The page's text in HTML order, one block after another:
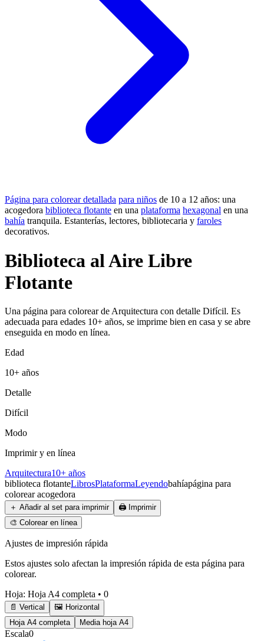
Página para colorear detallada para niños de 10 a 12 años: una
acogedora biblioteca flotante en una plataforma hexagonal en una
bahía tranquila. Estanterías, lectores, bibliotecaria y faroles
decorativos.
Biblioteca al Aire Libre
Flotante
Una página para colorear de Arquitectura con detalle Difícil. Es
adecuada para edades 10+ años, se imprime bien en casa y se abre
enseguida en modo en línea.
Edad
10+ años
Detalle
Difícil
Modo
Imprimir y en línea
Arquitectura10+ años
biblioteca flotanteLibrosPlataformaLeyendobahíapágina para
colorear acogedora
＋ Añadir al set para imprimir 🖨️ Imprimir
🎨 Colorear en línea
Ajustes de impresión rápida
Estos ajustes solo afectan la impresión rápida de esta página para
colorear.
Hoja: Hoja A4 completa • 0
📄 Vertical
🖼️ Horizontal
Hoja A4 completa
Media hoja A4
Escala0